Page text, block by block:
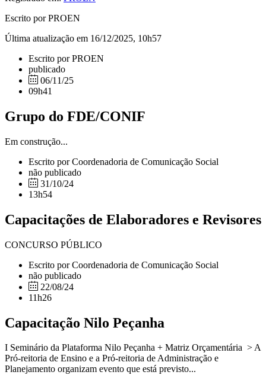
Escrito por PROEN
Última atualização em 16/12/2025, 10h57
Escrito por PROEN
publicado
06/11/25
09h41
Grupo do FDE/CONIF
Em construção...
Escrito por Coordenadoria de Comunicação Social
não publicado
31/10/24
13h54
Capacitações de Elaboradores e Revisores
CONCURSO PÚBLICO
Escrito por Coordenadoria de Comunicação Social
não publicado
22/08/24
11h26
Capacitação Nilo Peçanha
I Seminário da Plataforma Nilo Peçanha + Matriz Orçamentária > A
Pró-reitoria de Ensino e a Pró-reitoria de Administração e
Planejamento organizam evento que está previsto...